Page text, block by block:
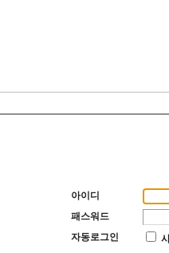
아이디
패스워드
자동로그인